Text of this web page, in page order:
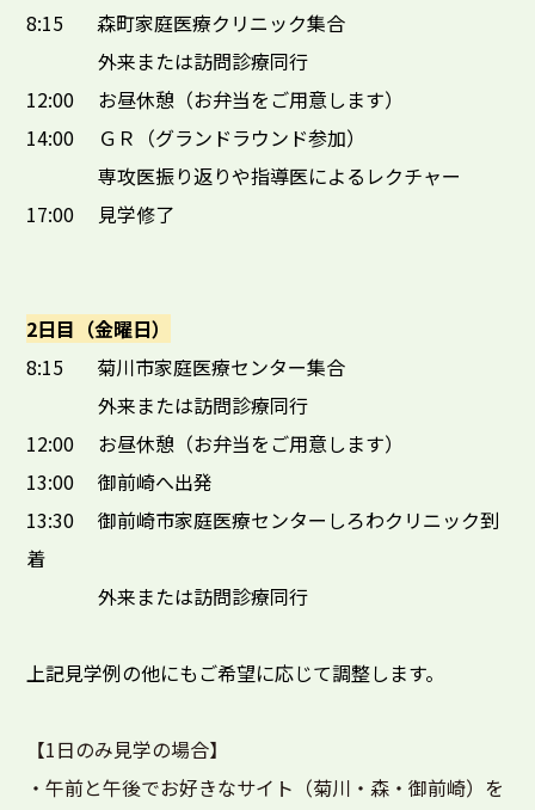
8:15 森町家庭医療クリニック集合
外来または訪問診療同行
12:00 お昼休憩（お弁当をご用意します）
14:00 ＧＲ（グランドラウンド参加）
専攻医振り返りや指導医によるレクチャー
17:00 見学修了
2日目（金曜日）
8:15 菊川市家庭医療センター集合
外来または訪問診療同行
12:00 お昼休憩（お弁当をご用意します）
13:00 御前崎へ出発
13:30 御前崎市家庭医療センターしろわクリニック到
着
外来または訪問診療同行
上記見学例の他にもご希望に応じて調整します。
【1日のみ見学の場合】
・午前と午後でお好きなサイト（菊川・森・御前崎）を